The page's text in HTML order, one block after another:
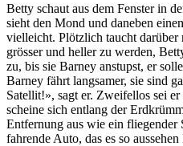
Betty schaut aus dem Fenster in
sieht den Mond und daneben
vielleicht. Plötzlich taucht darüber
grösser und heller zu werden,
zu, bis sie Barney anstupst, er
Barney fährt langsamer, sie sind
Satellit!», sagt er. Zweifellos sei
scheine sich entlang der
Entfernung aus wie ein fliegender
fahrende Auto, das es so